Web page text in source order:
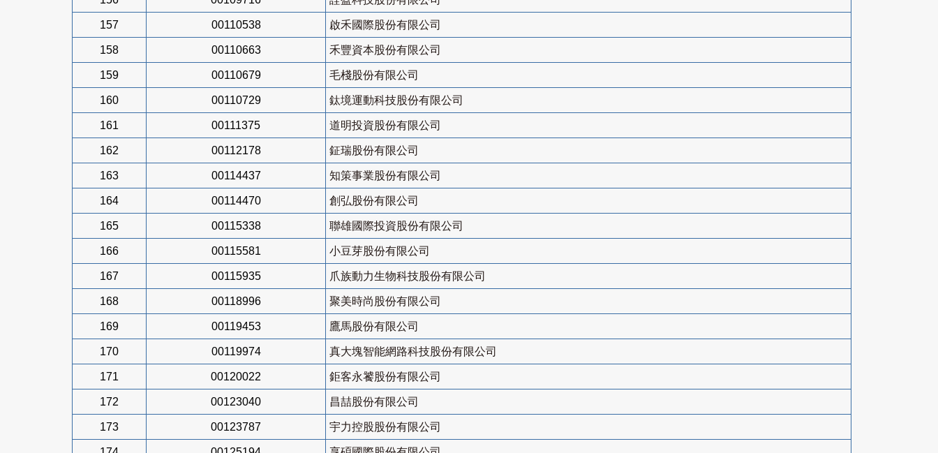
157 00110538 啟禾國際股份有限公司
158 00110663 禾豐資本股份有限公司
159 00110679 毛棧股份有限公司
160 00110729 鈦境運動科技股份有限公司
161 00111375 道明投資股份有限公司
162 00112178 鉦瑞股份有限公司
163 00114437 知策事業股份有限公司
164 00114470 創弘股份有限公司
165 00115338 聯雄國際投資股份有限公司
166 00115581 小豆芽股份有限公司
167 00115935 爪族動力生物科技股份有限公司
168 00118996 聚美時尚股份有限公司
169 00119453 鷹馬股份有限公司
170 00119974 真大塊智能網路科技股份有限公司
171 00120022 鉅客永饕股份有限公司
172 00123040 昌喆股份有限公司
173 00123787 宇力控股股份有限公司